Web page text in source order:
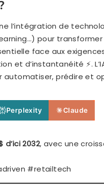
l’intégration de
pour
face aux
et d’instantanéité ⚡.
automatiser, prédire et
Perplexity Claude
d’ici 2032, avec une
#retailtech